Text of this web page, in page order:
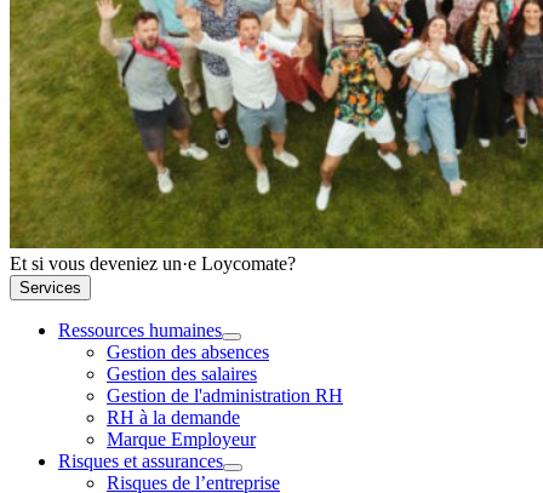
Et si vous deveniez un·e Loycomate?
Services
Ressources humaines
Gestion des absences
Gestion des salaires
Gestion de l'administration RH
RH à la demande
Marque Employeur
Risques et assurances
Risques de l’entreprise